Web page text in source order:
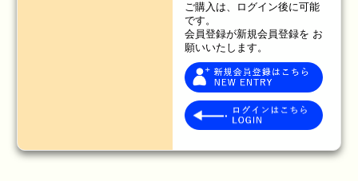
ご購入は、ログイン後に可能
です。
会員登録が新規会員登録を お
願いいたします。